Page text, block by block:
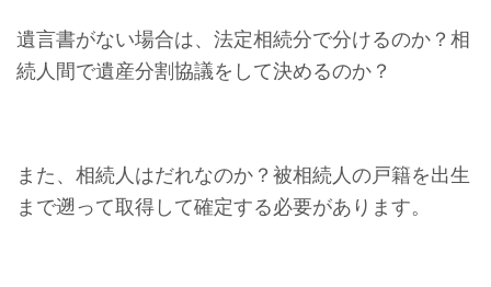
遺言書がない場合は、法定相続分で分けるのか？相
続人間で遺産分割協議をして決めるのか？
また、相続人はだれなのか？被相続人の戸籍を出生
まで遡って取得して確定する必要があります。